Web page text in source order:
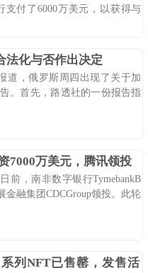
付了6000万美元，以获得与
法化与否作出决定
道，俄罗斯周四出现了关于加
。首先，路透社的一份报告指
7000万美元，腾讯领投
前，南非数字银行TymebankB
金融集团CDCGroup领投。此轮
列NFT已售罄，发售活